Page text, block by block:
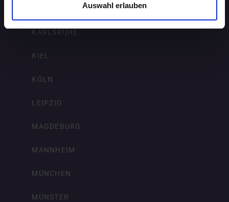
Auswahl erlauben
KARLSRUHE
KIEL
KÖLN
LEIPZIG
MAGDEBURG
MANNHEIM
MÜNCHEN
MÜNSTER